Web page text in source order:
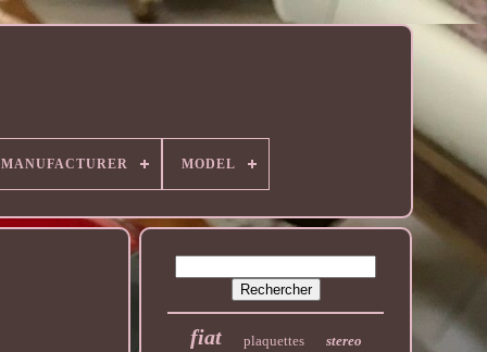
MANUFACTURER MODEL
fiat plaquettes stereo